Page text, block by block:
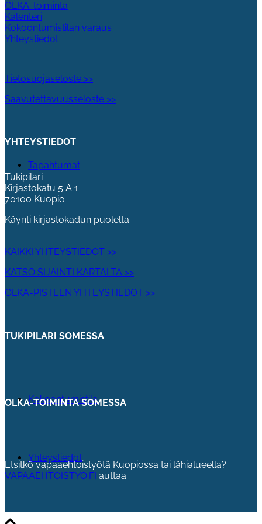
Tapahtumat
Kokoontumistila
Yhteystiedot
OLKA-toiminta
Kalenteri
Kokoontumistilan varaus
Yhteystiedot
Tietosuojaseloste >>
Saavutettavuusseloste >>
YHTEYSTIEDOT
Tukipilari
Kirjastokatu 5 A 1
70100 Kuopio
Käynti kirjastokadun puolelta
KAIKKI YHTEYSTIEDOT >>
KATSO SIJAINTI KARTALTA >>
OLKA-PISTEEN YHTEYSTIEDOT >>
TUKIPILARI SOMESSA
OLKA-TOIMINTA SOMESSA
Etsitkö vapaaehtoistyötä Kuopiossa tai lähialueella?
VAPAAEHTOISTYO.FI auttaa.